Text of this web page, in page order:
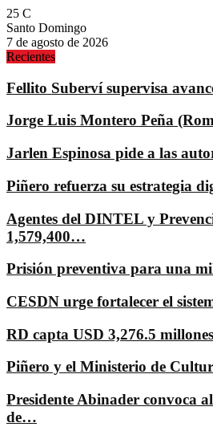
25 C
Santo Domingo
7 de agosto de 2026
Recientes
Fellito Suberví supervisa
Jorge Luis Montero Peña
Jarlen Espinosa pide a las
Piñero refuerza su estrategia
Agentes del DINTEL y
1,579,400…
Prisión preventiva para una
CESDN urge fortalecer el
RD capta USD 3,276.5
Piñero y el Ministerio de
Presidente Abinader convoca
de…